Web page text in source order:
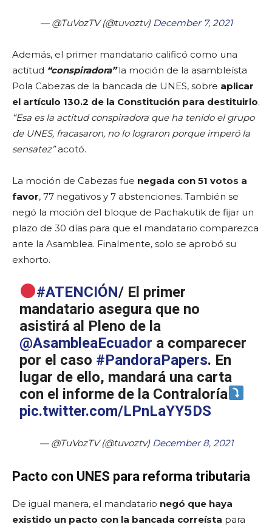
— @TuVozTV (@tuvoztv) December 7, 2021
Además, el primer mandatario calificó como una
actitud “conspiradora”la moción de la asambleísta
Pola Cabezas de la bancada de UNES, sobre aplicar
el artículo 130.2 de la Constitución para destituirlo.
“Esa es la actitud conspiradora que ha tenido el grupo
de UNES, fracasaron, no lo lograron porque imperó la
sensatez”acotó.
La moción de Cabezas fue negada con 51 votos a
favor, 77 negativos y 7 abstenciones. También se
negó la moción del bloque de Pachakutik de fijar un
plazo de 30 días para que el mandatario comparezca
ante la Asamblea. Finalmente, solo se aprobó su
exhorto.
#ATENCIÓN/ El primer
mandatario asegura que no
asistirá al Pleno de la
@AsambleaEcuador a comparecer
por el caso #PandoraPapers. En
lugar de ello, mandará una carta
con el informe de la Contraloría
pic.twitter.com/LPnLaYY5DS
— @TuVozTV (@tuvoztv) December 8, 2021
Pacto con UNES para reforma tributaria
De igual manera, el mandatario negó que haya
existido un pacto con la bancada correísta para